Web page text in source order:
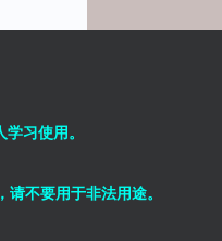
习使用。
不要用于非法用途。